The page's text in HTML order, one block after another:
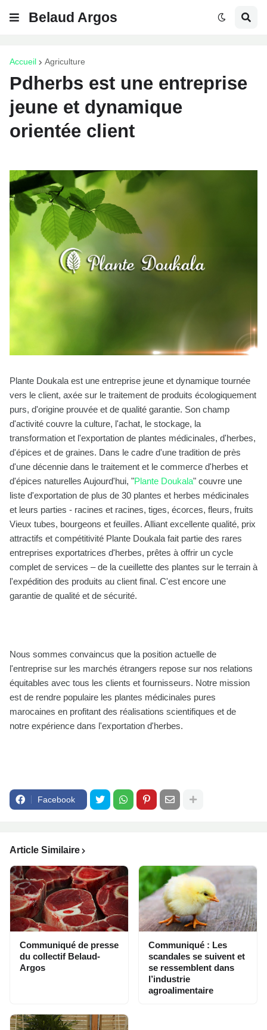
Belaud Argos
Accueil Agriculture
Pdherbs est une entreprise
jeune et dynamique
orientée client
Plante Doukala est une entreprise jeune et dynamique tournée
vers le client, axée sur le traitement de produits écologiquement
purs, d'origine prouvée et de qualité garantie. Son champ
d'activité couvre la culture, l'achat, le stockage, la
transformation et l'exportation de plantes médicinales, d'herbes,
d'épices et de graines. Dans le cadre d'une tradition de près
d'une décennie dans le traitement et le commerce d'herbes et
d'épices naturelles Aujourd'hui, "Plante Doukala" couvre une
liste d'exportation de plus de 30 plantes et herbes médicinales
et leurs parties - racines et racines, tiges, écorces, fleurs, fruits
Vieux tubes, bourgeons et feuilles. Alliant excellente qualité, prix
attractifs et compétitivité Plante Doukala fait partie des rares
entreprises exportatrices d'herbes, prêtes à offrir un cycle
complet de services – de la cueillette des plantes sur le terrain à
l'expédition des produits au client final. C'est encore une
garantie de qualité et de sécurité.
Nous sommes convaincus que la position actuelle de
l'entreprise sur les marchés étrangers repose sur nos relations
équitables avec tous les clients et fournisseurs. Notre mission
est de rendre populaire les plantes médicinales pures
marocaines en profitant des réalisations scientifiques et de
notre expérience dans l'exportation d'herbes.
Facebook
Article Similaire
Communiqué de presse
du collectif Belaud-
Argos
Communiqué : Les
scandales se suivent et
se ressemblent dans
l’industrie
agroalimentaire